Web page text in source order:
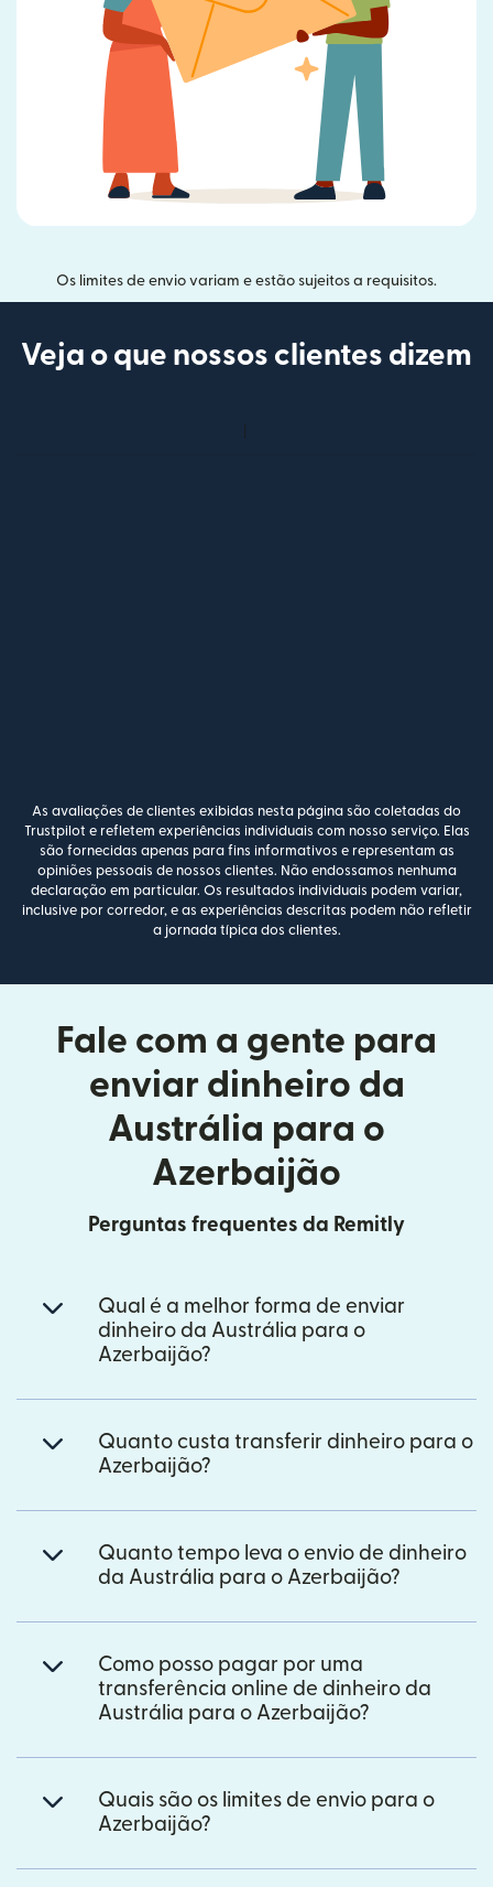
Os limites de envio variam e estão sujeitos a requisitos.
Veja o que nossos clientes dizem
As avaliações de clientes exibidas nesta página são coletadas do
Trustpilot e refletem experiências individuais com nosso serviço. Elas
são fornecidas apenas para fins informativos e representam as
opiniões pessoais de nossos clientes. Não endossamos nenhuma
declaração em particular. Os resultados individuais podem variar,
inclusive por corredor, e as experiências descritas podem não refletir
a jornada típica dos clientes.
Fale com a gente para
enviar dinheiro da
Austrália para o
Azerbaijão
Perguntas frequentes da Remitly
Qual é a melhor forma de enviar
dinheiro da Austrália para o
Azerbaijão?
Quanto custa transferir dinheiro para o
Azerbaijão?
Quanto tempo leva o envio de dinheiro
da Austrália para o Azerbaijão?
Como posso pagar por uma
transferência online de dinheiro da
Austrália para o Azerbaijão?
Quais são os limites de envio para o
Azerbaijão?